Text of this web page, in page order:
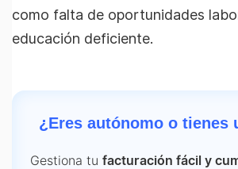
como falta de oportunidades
educación deficiente.
¿Eres autónomo o tienes
Gestiona tu facturación fácil y